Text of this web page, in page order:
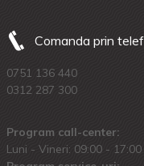
Comanda prin
0751 136 440
0312 287 300
Program call-center:
Luni - Vineri: 09:00 - 17:00